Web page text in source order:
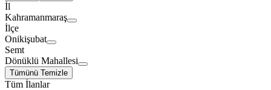
İl
Kahramanmaraş
İlçe
Onikişubat
Semt
Dönüklü Mahallesi
Tümünü Temizle
Tüm İlanlar